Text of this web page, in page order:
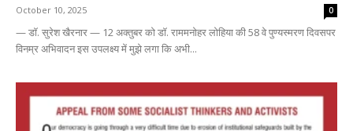
October 10, 2025 0
— डॉ. सुरेश खैरनार — 12 अक्तुबर को डॉ. राममनोहर लोहिया की 58 वे पुण्यस्मरण दिवसपर
विनम्र अभिवादन इस उपलक्ष्य में मुझे लगा कि अभी...